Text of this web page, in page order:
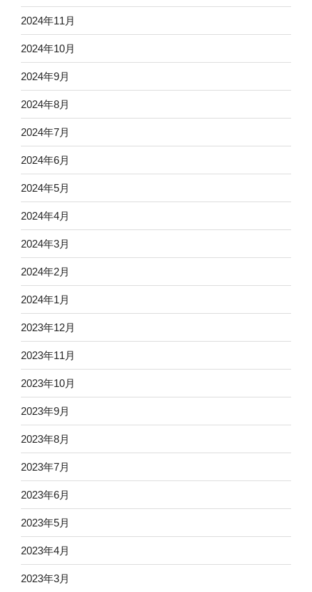
2024年11月
2024年10月
2024年9月
2024年8月
2024年7月
2024年6月
2024年5月
2024年4月
2024年3月
2024年2月
2024年1月
2023年12月
2023年11月
2023年10月
2023年9月
2023年8月
2023年7月
2023年6月
2023年5月
2023年4月
2023年3月